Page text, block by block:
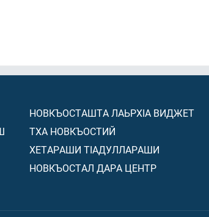
НОВКЪОСТАШТА ЛАЬРХIА ВИДЖЕТ
ТХА НОВКЪОСТИЙ
ХЕТАРАШИ ТIАДУЛЛАРАШИ
НОВКЪОСТАЛ ДАРА ЦЕНТР